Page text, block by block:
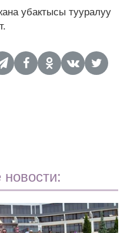
убактысы тууралуу